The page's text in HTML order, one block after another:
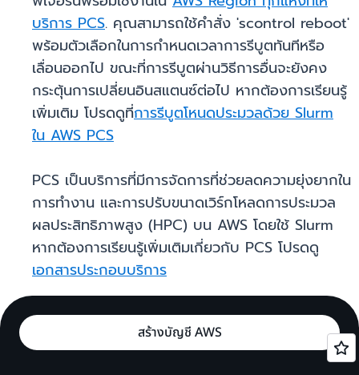
บริการ PCS. คุณสามารถใช้คำสั่ง 'scontrol reboot'
พร้อมตัวเลือกในการกำหนดเวลาการรีบูตทันทีหรือ
เลื่อนออกไป ขณะที่การรีบูตผ่านวิธีการอื่นจะยังคง
กระตุ้นการเปลี่ยนอินสแตนซ์ต่อไป หากต้องการเรียนรู้
เพิ่มเติม โปรดดูที่การรีบูตโหนดประมวลด้วย Slurm
ใน AWS PCS
PCS เป็นบริการที่มีการจัดการที่ช่วยลดความยุ่งยากใน
การทำงาน และการปรับขนาดเวิร์กโหลดการประมวล
ผลประสิทธิภาพสูง (HPC) บน AWS โดยใช้ Slurm
หากต้องการเรียนรู้เพิ่มเติมเกี่ยวกับ PCS โปรดดู
เอกสารประกอบบริการ
สร้างบัญชี AWS